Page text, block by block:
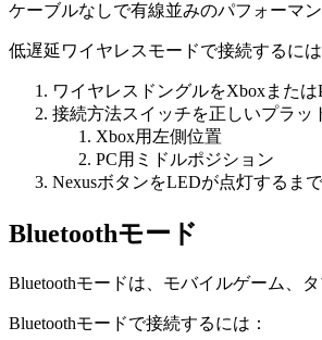
ケーブルなしで有線並みのパフォーマ
低遅延ワイヤレスモードで接続するには
ワイヤレスドングルをXboxまたは
接続方法スイッチを正しいプラッ
Xbox用左側位置
PC用ミドルポジション
NexusボタンをLEDが点灯するま
Bluetoothモード
Bluetoothモードは、モバイルゲーム、
Bluetoothモードで接続するには：